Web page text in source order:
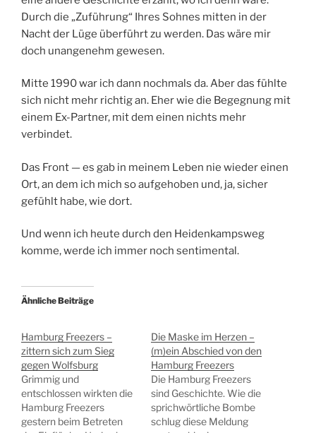
Durch die „Zuführung“ Ihres Sohnes mitten in der
Nacht der Lüge überführt zu werden. Das wäre mir
doch unangenehm gewesen.
Mitte 1990 war ich dann nochmals da. Aber das fühlte
sich nicht mehr richtig an. Eher wie die Begegnung mit
einem Ex-Partner, mit dem einen nichts mehr
verbindet.
Das Front — es gab in meinem Leben nie wieder einen
Ort, an dem ich mich so aufgehoben und, ja, sicher
gefühlt habe, wie dort.
Und wenn ich heute durch den Heidenkampsweg
komme, werde ich immer noch sentimental.
Ähnliche Beiträge
Hamburg Freezers –
zittern sich zum Sieg
gegen Wolfsburg
Grimmig und
entschlossen wirkten die
Hamburg Freezers
gestern beim Betreten
Die Maske im Herzen –
(m)ein Abschied von den
Hamburg Freezers
Die Hamburg Freezers
sind Geschichte. Wie die
sprichwörtliche Bombe
schlug diese Meldung